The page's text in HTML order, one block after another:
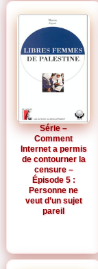
Série –
Comment
Internet a permis
de contourner la
censure –
Épisode 5 :
Personne ne
veut d’un sujet
pareil